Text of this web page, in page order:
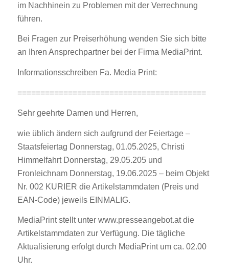
im Nachhinein zu Problemen mit der Verrechnung
führen.
Bei Fragen zur Preiserhöhung wenden Sie sich bitte
an Ihren Ansprechpartner bei der Firma MediaPrint.
Informationsschreiben Fa. Media Print:
=========================================
Sehr geehrte Damen und Herren,
wie üblich ändern sich aufgrund der Feiertage –
Staatsfeiertag Donnerstag, 01.05.2025, Christi
Himmelfahrt Donnerstag, 29.05.205 und
Fronleichnam Donnerstag, 19.06.2025 – beim Objekt
Nr. 002 KURIER die Artikelstammdaten (Preis und
EAN-Code) jeweils EINMALIG.
MediaPrint stellt unter www.presseangebot.at die
Artikelstammdaten zur Verfügung. Die tägliche
Aktualisierung erfolgt durch MediaPrint um ca. 02.00
Uhr.